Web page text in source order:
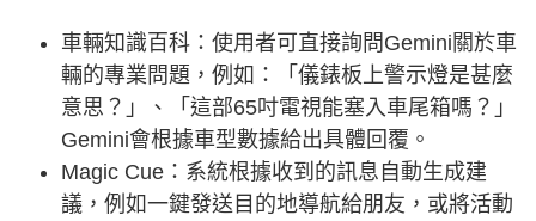
車輛知識百科：使用者可直接詢問Gemini關於車
輛的專業問題，例如：「儀錶板上警示燈是甚麼
意思？」、「這部65吋電視能塞入車尾箱嗎？」
Gemini會根據車型數據給出具體回覆。
Magic Cue：系統根據收到的訊息自動生成建
議，例如一鍵發送目的地導航給朋友，或將活動